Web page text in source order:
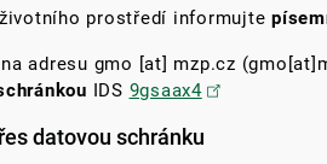
prostředí informujte
na adresu gmo [at] mzp.cz
IDS 9gsaax4
datovou schránku